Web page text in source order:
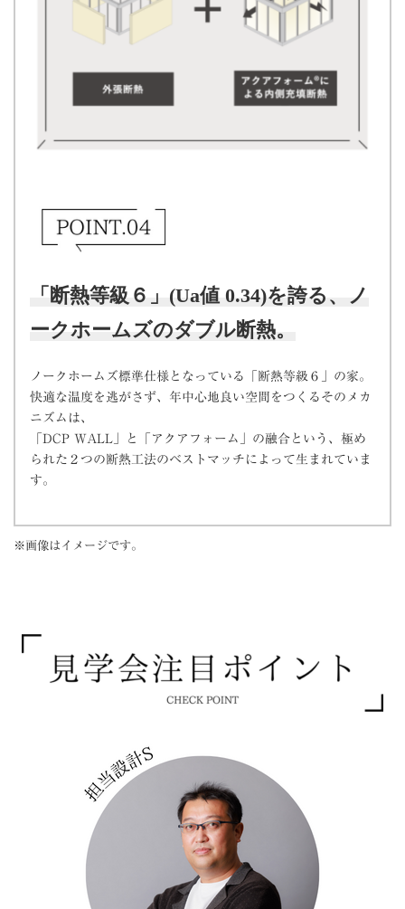
「断熱等級６」(Ua値 0.34)を誇る、ノ
ークホームズのダブル断熱。
ノークホームズ標準仕様となっている「断熱等級６」の家。
快適な温度を逃がさず、年中心地良い空間をつくるそのメカ
ニズムは、
「DCP WALL」と「アクアフォーム」の融合という、極め
られた２つの断熱工法のベストマッチによって生まれていま
す。
※画像はイメージです。